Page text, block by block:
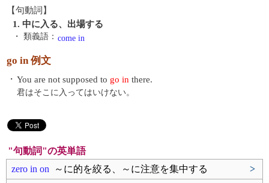
【句動詞】
1. 中に入る、出場する
・ 類義語： come in
go in 例文
・ You are not supposed to go in there.
君はそこに入ってはいけない。
"句動詞"の英単語
zero in on ～に的を絞る、～に注意を集中する
>